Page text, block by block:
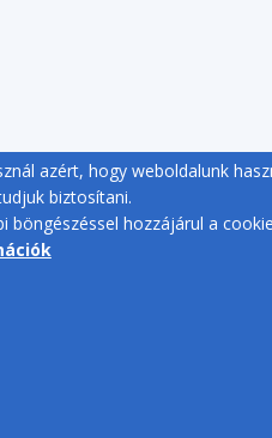
azért, hogy weboldalunk
biztosítani.
böngészéssel hozzájárul a